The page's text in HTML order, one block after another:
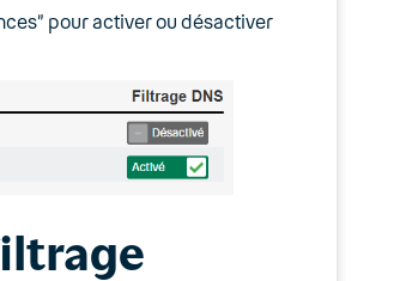
pour activer ou désactiver